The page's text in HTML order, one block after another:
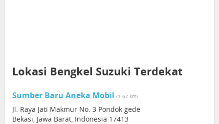
Lokasi Bengkel Suzuki Terdekat
Sumber Baru Aneka Mobil (1.67 km)
Jl. Raya Jati Makmur No. 3 Pondok gede
Bekasi, Jawa Barat, Indonesia 17413